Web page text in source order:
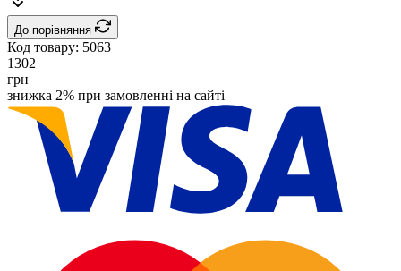
До порівняння
Код товару: 5063
1302
грн
знижка 2% при замовленні на сайті